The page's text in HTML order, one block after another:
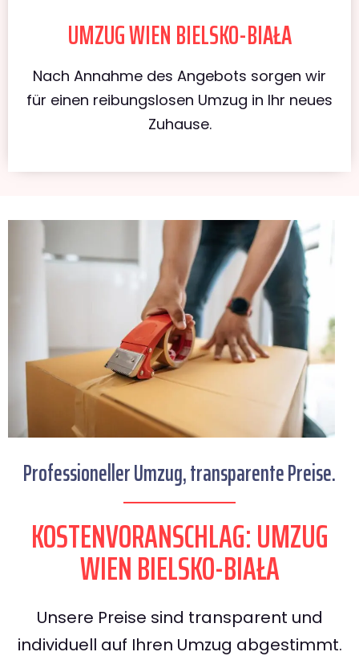
UMZUG WIEN BIELSKO-BIAŁA
Nach Annahme des Angebots sorgen wir
für einen reibungslosen Umzug in Ihr neues
Zuhause.
Professioneller Umzug, transparente Preise.
KOSTENVORANSCHLAG: UMZUG
WIEN BIELSKO-BIAŁA
Unsere Preise sind transparent und
individuell auf Ihren Umzug abgestimmt.